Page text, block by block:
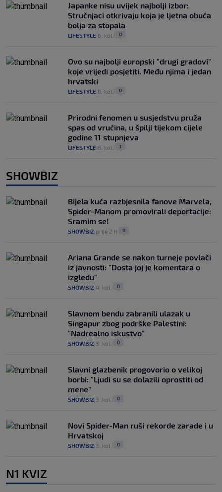
Japanke nisu uvijek najbolji izbor:
Stručnjaci otkrivaju koja je ljetna obuća
bolja za stopala
LIFESTYLE 6. kol. 0
Ovo su najbolji europski "drugi gradovi"
koje vrijedi posjetiti. Među njima i jedan
hrvatski
LIFESTYLE 6. kol. 0
Prirodni fenomen u susjedstvu pruža
spas od vrućina, u špilji tijekom cijele
godine 11 stupnjeva
LIFESTYLE 6. kol. 1
SHOWBIZ
Bijela kuća razbjesnila fanove Marvela,
Spider-Manom promovirali deportacije:
Sramim se!
SHOWBIZ prije 2 h 0
Ariana Grande se nakon turneje povlači
iz javnosti: "Dosta joj je komentara o
izgledu"
SHOWBIZ 4. kol. 0
Slavnom bendu zabranili ulazak u
Singapur zbog podrške Palestini:
"Nadrealno iskustvo"
SHOWBIZ 3. kol. 0
Slavni glazbenik progovorio o velikoj
borbi: "Ljudi su se dolazili oprostiti od
mene"
SHOWBIZ 3. kol. 0
Novi Spider-Man ruši rekorde zarade i u
Hrvatskoj
SHOWBIZ 3. kol. 0
N1 KVIZ